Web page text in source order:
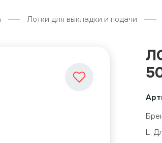
Лотки для выкладки и подачи
L,